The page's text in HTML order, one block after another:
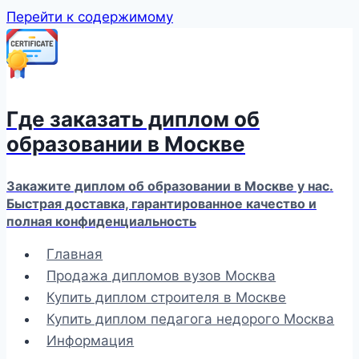
Перейти к содержимому
Где заказать диплом об
образовании в Москве
Закажите диплом об образовании в Москве у нас.
Быстрая доставка, гарантированное качество и
полная конфиденциальность
Главная
Продажа дипломов вузов Москва
Купить диплом строителя в Москве
Купить диплом педагога недорого Москва
Информация